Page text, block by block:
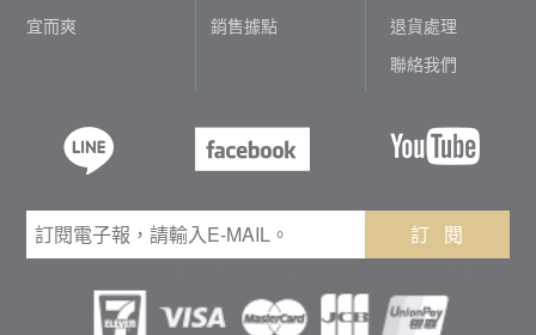
宜而爽
銷售據點
退貨處理
聯絡我們
訂 閱